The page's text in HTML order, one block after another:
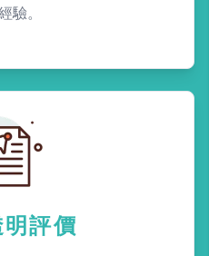
驗。
評價